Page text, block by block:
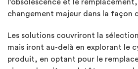
l'obsolescence et le
changement majeur dans la façon
Les solutions couvriront la
mais iront au-delà en explorant le
produit, en optant pour le